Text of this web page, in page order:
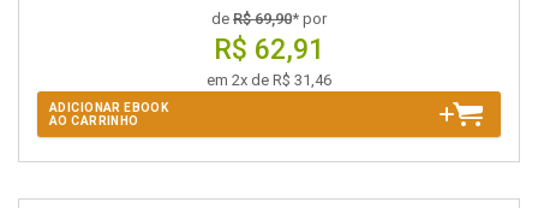
de R$ 69,90* por
R$ 62,91
em 2x de R$ 31,46
ADICIONAR EBOOK
AO CARRINHO